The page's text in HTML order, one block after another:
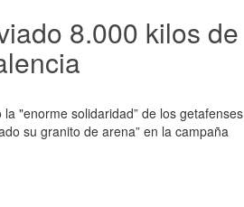
8.000 kilos de
"enorme solidaridad” de los getafenses
su granito de arena” en la campaña